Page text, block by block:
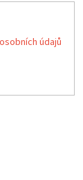
údajů